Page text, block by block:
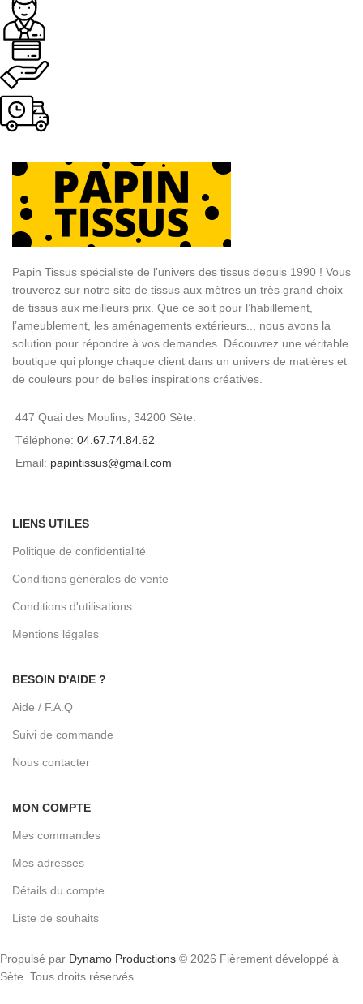
Papin Tissus spécialiste de l’univers des tissus depuis 1990 ! Vous
trouverez sur notre site de tissus aux mètres un très grand choix
de tissus aux meilleurs prix. Que ce soit pour l’habillement,
l’ameublement, les aménagements extérieurs.., nous avons la
solution pour répondre à vos demandes. Découvrez une véritable
boutique qui plonge chaque client dans un univers de matières et
de couleurs pour de belles inspirations créatives.
447 Quai des Moulins, 34200 Sète.
Téléphone: 04.67.74.84.62
Email: papintissus@gmail.com
LIENS UTILES
Politique de confidentialité
Conditions générales de vente
Conditions d'utilisations
Mentions légales
BESOIN D'AIDE ?
Aide / F.A.Q
Suivi de commande
Nous contacter
MON COMPTE
Mes commandes
Mes adresses
Détails du compte
Liste de souhaits
Propulsé par Dynamo Productions © 2026 Fièrement développé à
Sète. Tous droits réservés.